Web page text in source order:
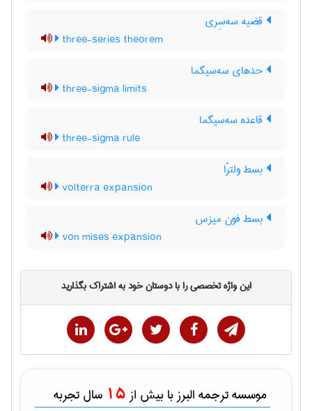
قضیه سه‌سِری
three-series theorem
حدهای سه‌سیگما
three-sigma limits
قاعده سه‌سیگما
three-sigma rule
بسط ولترّا
volterra expansion
بسط فون میزس
von mises expansion
این واژه تخصصی را با دوستان خود به اشتراک بگذارید
موسسه ترجمه البرز با بیش از 15 سال تجربه